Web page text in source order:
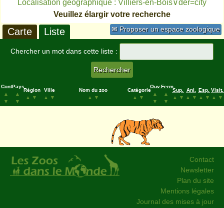
Localisation géographique : Villiers-en-Bois∨der=city
Veuillez élargir votre recherche
✉ Proposer un espace zoologique
Carte Liste
Chercher un mot dans cette liste :
Cont.
▲
▼
Pays
▲
▼
Région
▲
▼
Ville
▲
▼
Nom du zoo
▲
▼
Catégorie
▲
▼
Ouv.
▲
▼
Ferm.
▲
▼
Sup.
▲
▼
Ani.
▲
▼
Esp.
▲
▼
Visit.
▲
▼
Contact
Newsletter
Plan du site
Mentions légales
Journal des mises à jour